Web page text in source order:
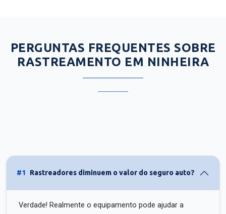
PERGUNTAS FREQUENTES SOBRE
RASTREAMENTO EM NINHEIRA
#1 Rastreadores diminuem o valor do seguro auto?
Verdade! Realmente o equipamento pode ajudar a